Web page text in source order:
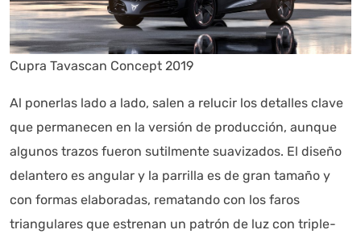
Cupra Tavascan Concept 2019
Al ponerlas lado a lado, salen a relucir los detalles clave
que permanecen en la versión de producción, aunque
algunos trazos fueron sutilmente suavizados. El diseño
delantero es angular y la parrilla es de gran tamaño y
con formas elaboradas, rematando con los faros
triangulares que estrenan un patrón de luz con triple-
información referencial que puede contener errores.
Asistente con IA en desarrollo. Autoanalítica optimiza
diariamente su exactitud."